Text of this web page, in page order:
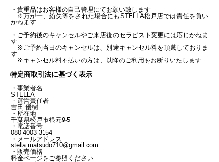
・貴重品はお客様の自己管理にてお願い致します
※万が一、紛失等をされた場合にもSTELLA松戸店では責任を負い
かねます
・ご予約後のキャンセルやご来店後のセラピスト変更には応じかねま
す
※ご予約当日のキャンセルは、別途キャンセル料を頂戴しておりま
す
※キャンセル料不払いの方は、以降のご利用をお断りいたします
特定商取引法に基づく表示
・事業者名
STELLA
・運営責任者
吉田 優樹
・所在地
千葉県松戸市根元9-5
・電話番号
080-4003-3154
・メールアドレス
stella.matsudo710@gmail.com
・販売価格
料金ページをご参照ください